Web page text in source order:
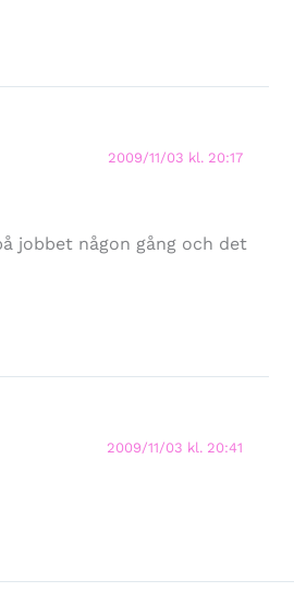
2009/11/03 kl. 20:17
jobbet någon gång och det
2009/11/03 kl. 20:41